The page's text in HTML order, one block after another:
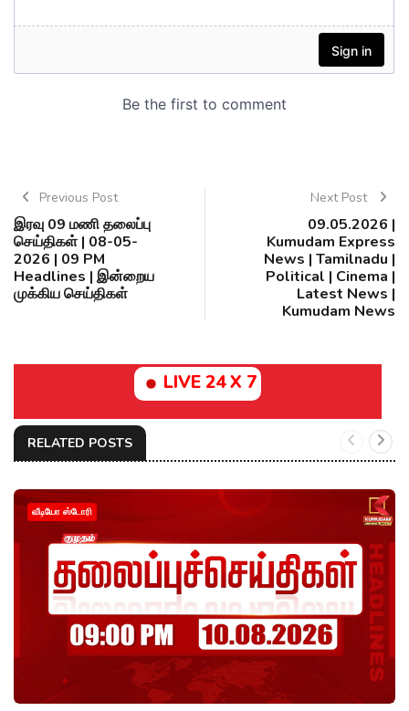
Previous Post
இரவு 09 மணி தலைப்பு
செய்திகள் | 08-05-
2026 | 09 PM
Headlines | இன்றைய
முக்கிய செய்திகள்
Next Post
09.05.2026 |
Kumudam Express
News | Tamilnadu |
Political | Cinema |
Latest News |
Kumudam News
LIVE 24 X 7
RELATED POSTS
வீடியோ ஸ்டோரி